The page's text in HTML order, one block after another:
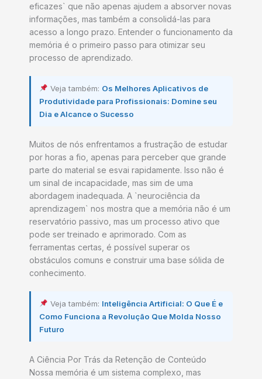
eficazes` que não apenas ajudem a absorver novas
informações, mas também a consolidá-las para
acesso a longo prazo. Entender o funcionamento da
memória é o primeiro passo para otimizar seu
processo de aprendizado.
Veja também: Os Melhores Aplicativos de
Produtividade para Profissionais: Domine seu
Dia e Alcance o Sucesso
Muitos de nós enfrentamos a frustração de estudar
por horas a fio, apenas para perceber que grande
parte do material se esvai rapidamente. Isso não é
um sinal de incapacidade, mas sim de uma
abordagem inadequada. A `neurociência da
aprendizagem` nos mostra que a memória não é um
reservatório passivo, mas um processo ativo que
pode ser treinado e aprimorado. Com as
ferramentas certas, é possível superar os
obstáculos comuns e construir uma base sólida de
conhecimento.
Veja também: Inteligência Artificial: O Que É e
Como Funciona a Revolução Que Molda Nosso
Futuro
A Ciência Por Trás da Retenção de Conteúdo
Nossa memória é um sistema complexo, mas